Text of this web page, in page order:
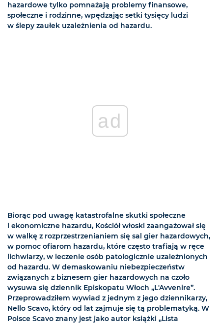
hazardowe tylko pomnażają problemy finansowe,
społeczne i rodzinne, wpędzając setki tysięcy ludzi
w ślepy zaułek uzależnienia od hazardu.
ad
Biorąc pod uwagę katastrofalne skutki społeczne
i ekonomiczne hazardu, Kościół włoski zaangażował się
w walkę z rozprzestrzenianiem się sal gier hazardowych,
w pomoc ofiarom hazardu, które często trafiają w ręce
lichwiarzy, w leczenie osób patologicznie uzależnionych
od hazardu. W demaskowaniu niebezpieczeństw
związanych z biznesem gier hazardowych na czoło
wysuwa się dziennik Episkopatu Włoch „L'Avvenire”.
Przeprowadziłem wywiad z jednym z jego dziennikarzy,
Nello Scavo, który od lat zajmuje się tą problematyką. W
Polsce Scavo znany jest jako autor książki „Lista